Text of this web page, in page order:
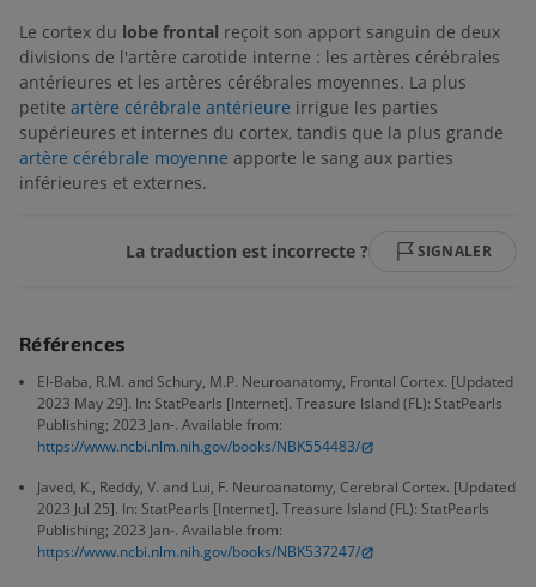
Le cortex du lobe frontal reçoit son apport sanguin de deux
divisions de l'artère carotide interne : les artères cérébrales
antérieures et les artères cérébrales moyennes. La plus
petite artère cérébrale antérieure irrigue les parties
supérieures et internes du cortex, tandis que la plus grande
artère cérébrale moyenne apporte le sang aux parties
inférieures et externes.
La traduction est incorrecte ? SIGNALER
Références
El-Baba, R.M. and Schury, M.P. Neuroanatomy, Frontal Cortex. [Updated
2023 May 29]. In: StatPearls [Internet]. Treasure Island (FL): StatPearls
Publishing; 2023 Jan-. Available from:
https://www.ncbi.nlm.nih.gov/books/NBK554483/
Javed, K., Reddy, V. and Lui, F. Neuroanatomy, Cerebral Cortex. [Updated
2023 Jul 25]. In: StatPearls [Internet]. Treasure Island (FL): StatPearls
Publishing; 2023 Jan-. Available from:
https://www.ncbi.nlm.nih.gov/books/NBK537247/